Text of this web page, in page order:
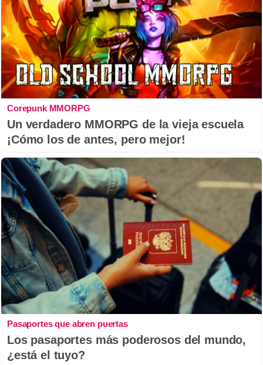
Corepunk MMORPG
Un verdadero MMORPG de la vieja escuela
¡Cómo los de antes, pero mejor!
Pasaportes que abren puertas
Los pasaportes más poderosos del mundo,
¿está el tuyo?